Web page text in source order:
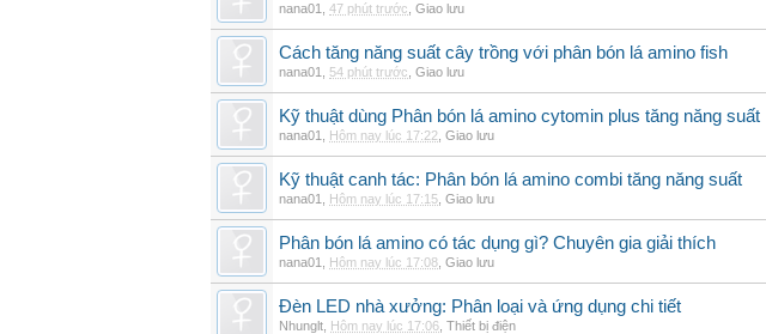
nana01 47 phút trước Giao lưu
Cách tăng năng suất cây trồng với phân bón lá amino fish
nana01 54 phút trước Giao lưu
Kỹ thuật dùng Phân bón lá amino cytomin plus tăng năng suất
nana01 Hôm nay lúc 17:22 Giao lưu
Kỹ thuật canh tác: Phân bón lá amino combi tăng năng suất
nana01 Hôm nay lúc 17:15 Giao lưu
Phân bón lá amino có tác dụng gì? Chuyên gia giải thích
nana01 Hôm nay lúc 17:08 Giao lưu
Đèn LED nhà xưởng: Phân loại và ứng dụng chi tiết
Nhunglt Hôm nay lúc 17:06 Thiết bị điện